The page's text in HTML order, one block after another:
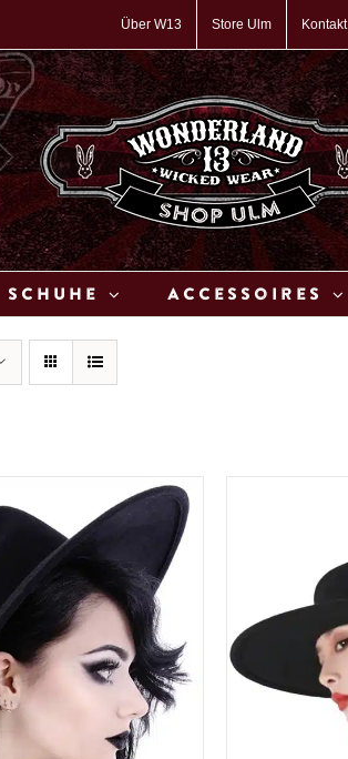
Über W13 Store Ulm Kontakt
Schuhe Accessoires